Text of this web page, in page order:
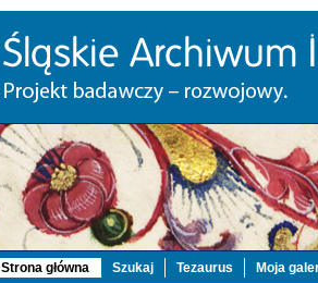
Strona główna Szukaj Tezaurus Moja